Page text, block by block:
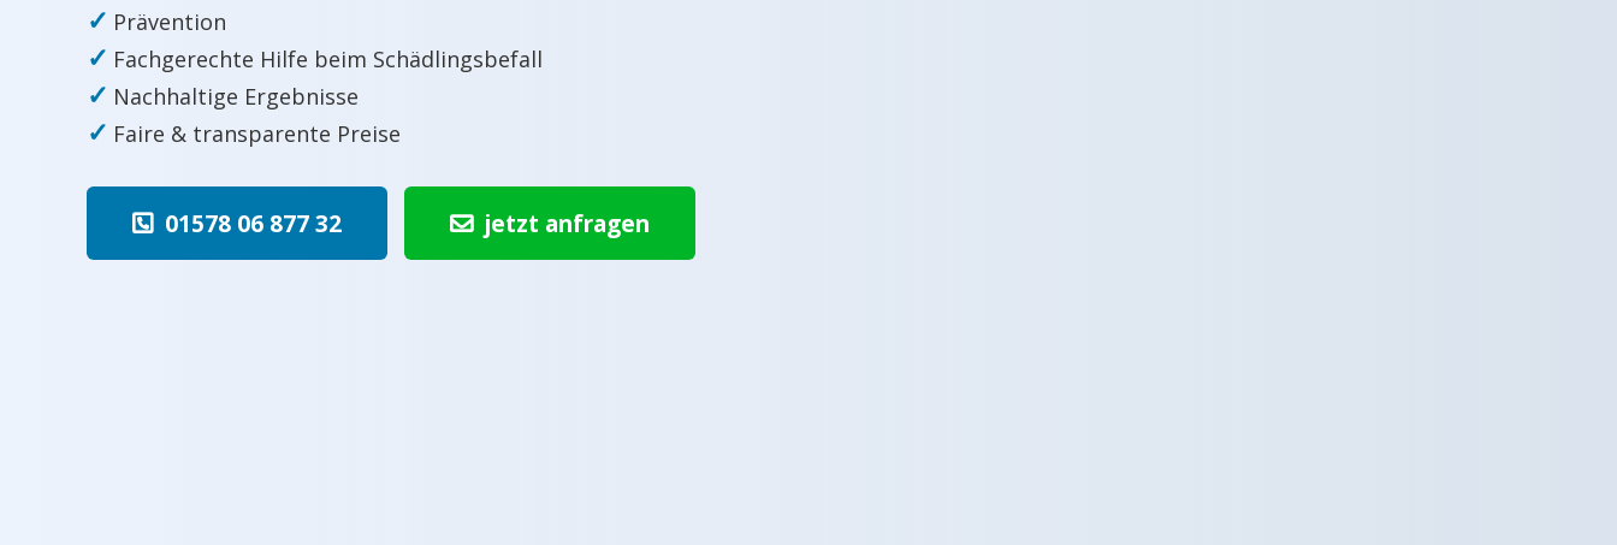
✓ Prävention
✓ Fachgerechte Hilfe beim Schädlingsbefall
✓ Nachhaltige Ergebnisse
✓ Faire & transparente Preise
01578 06 877 32 jetzt anfragen